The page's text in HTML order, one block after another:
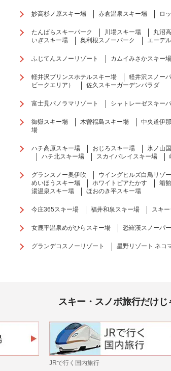
妙高杉ノ原スキー場 赤倉温泉スキー場 ロ
たんばらスキーパーク 川場スキー場 丸沼
いぎスキー場
奥利根スノーパーク エーデ
ふじてんスノーリゾート カムイみさかスキー場
軽井沢プリンスホテルスキー場 軽井沢スノー
ビークエリア）
佐久スキーガーデンパラダ
富士見パノラマリゾート シャトレーゼスキー
御嶽スキー場 木曽福島スキー場 中央道伊
場
ハチ高原スキー場 おじろスキー場 氷ノ山
ハチ北スキー場
スカイバレイスキー場
グランスノー奥伊吹 ウイングヒルズ白鳥リゾ
めいほうスキー場
ホワイトピアたかす 箱
湯温泉スキー場
ほおのき平スキー場
今庄365スキー場 福井和泉スキー場 スキ
女鹿平温泉めがひらスキー場 恐羅漢スノーパ
グランデコスノーリゾート 星野リゾート ネコ
スキー・スノボ旅行だけじ
JRで行く国内旅行